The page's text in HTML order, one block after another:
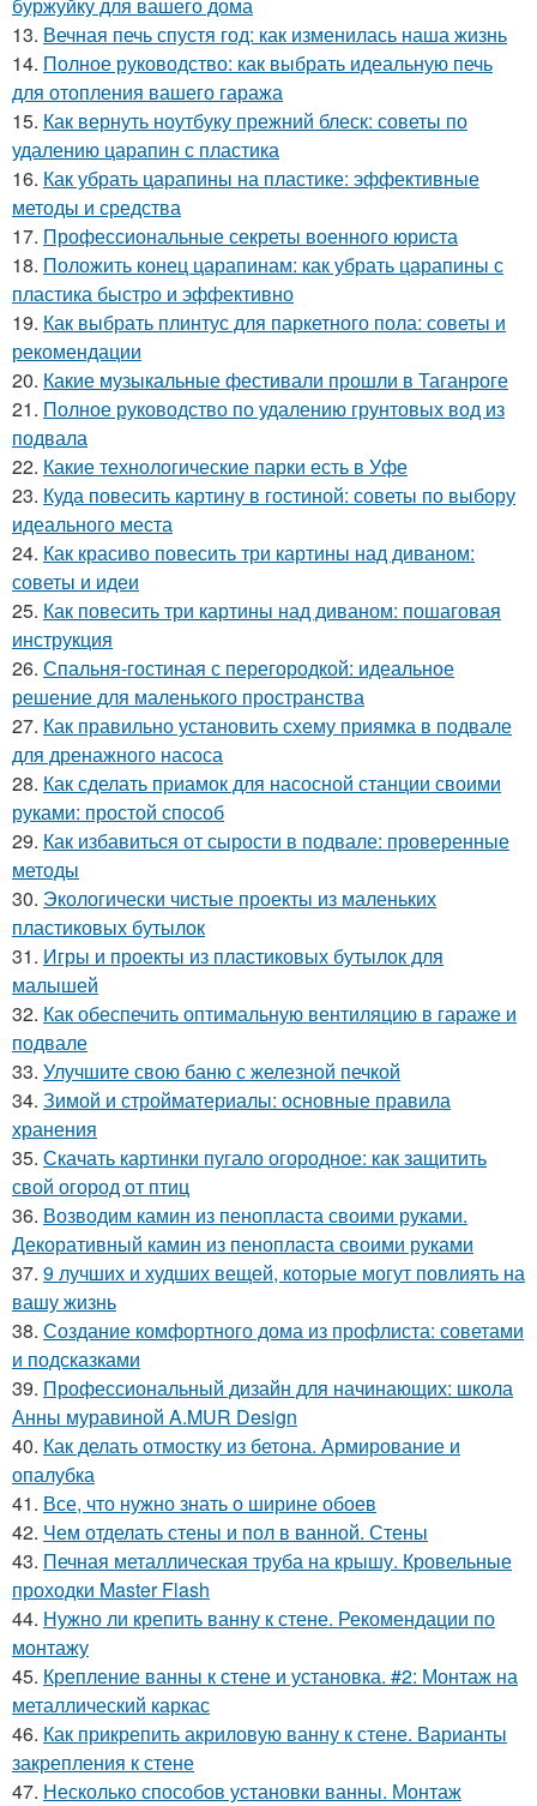
13. Вечная печь спустя год: как изменилась наша жизнь
14. Полное руководство: как выбрать идеальную печь
для отопления вашего гаража
15. Как вернуть ноутбуку прежний блеск: советы по
удалению царапин с пластика
16. Как убрать царапины на пластике: эффективные
методы и средства
17. Профессиональные секреты военного юриста
18. Положить конец царапинам: как убрать царапины с
пластика быстро и эффективно
19. Как выбрать плинтус для паркетного пола: советы и
рекомендации
20. Какие музыкальные фестивали прошли в Таганроге
21. Полное руководство по удалению грунтовых вод из
подвала
22. Какие технологические парки есть в Уфе
23. Куда повесить картину в гостиной: советы по выбору
идеального места
24. Как красиво повесить три картины над диваном:
советы и идеи
25. Как повесить три картины над диваном: пошаговая
инструкция
26. Спальня-гостиная с перегородкой: идеальное
решение для маленького пространства
27. Как правильно установить схему приямка в подвале
для дренажного насоса
28. Как сделать приамок для насосной станции своими
руками: простой способ
29. Как избавиться от сырости в подвале: проверенные
методы
30. Экологически чистые проекты из маленьких
пластиковых бутылок
31. Игры и проекты из пластиковых бутылок для
малышей
32. Как обеспечить оптимальную вентиляцию в гараже и
подвале
33. Улучшите свою баню с железной печкой
34. Зимой и стройматериалы: основные правила
хранения
35. Скачать картинки пугало огородное: как защитить
свой огород от птиц
36. Возводим камин из пенопласта своими руками.
Декоративный камин из пенопласта своими руками
37. 9 лучших и худших вещей, которые могут повлиять на
вашу жизнь
38. Создание комфортного дома из профлиста: советами
и подсказками
39. Профессиональный дизайн для начинающих: школа
Анны муравиной A.MUR Design
40. Как делать отмостку из бетона. Армирование и
опалубка
41. Все, что нужно знать о ширине обоев
42. Чем отделать стены и пол в ванной. Стены
43. Печная металлическая труба на крышу. Кровельные
проходки Master Flash
44. Нужно ли крепить ванну к стене. Рекомендации по
монтажу
45. Крепление ванны к стене и установка. #2: Монтаж на
металлический каркас
46. Как прикрепить акриловую ванну к стене. Варианты
закрепления к стене
47. Несколько способов установки ванны. Монтаж